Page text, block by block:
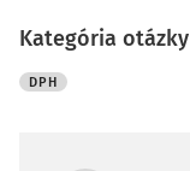
Kategória otázky
DPH